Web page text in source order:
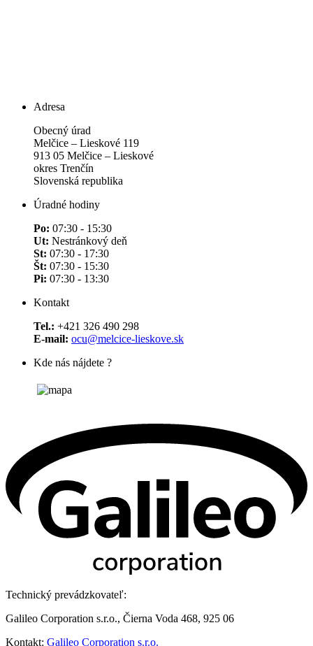
Adresa
Obecný úrad
Melčice – Lieskové 119
913 05 Melčice – Lieskové
okres Trenčín
Slovenská republika
Úradné hodiny
Po: 07:30 - 15:30
Ut: Nestránkový deň
St: 07:30 - 17:30
Št: 07:30 - 15:30
Pi: 07:30 - 13:30
Kontakt
Tel.: +421 326 490 298
E-mail: ocu@melcice-lieskove.sk
Kde nás nájdete ?
Technický prevádzkovateľ:
Galileo Corporation s.r.o., Čierna Voda 468, 925 06
Kontakt: Galileo Corporation s.r.o.